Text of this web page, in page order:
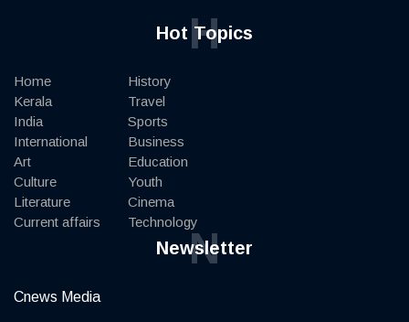
Hot Topics
H
Home
Kerala
India
International
Art
Culture
Literature
Current affairs
History
Travel
Sports
Business
Education
Youth
Cinema
Technology
Newsletter
N
Cnews Media